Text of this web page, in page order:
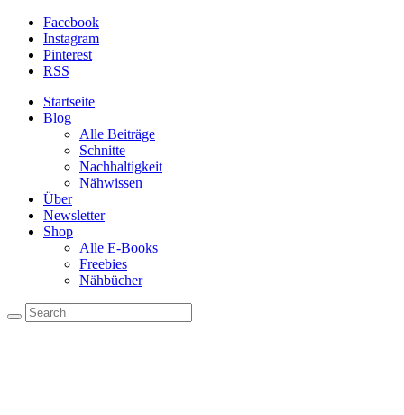
Facebook
Instagram
Pinterest
RSS
Startseite
Blog
Alle Beiträge
Schnitte
Nachhaltigkeit
Nähwissen
Über
Newsletter
Shop
Alle E-Books
Freebies
Nähbücher